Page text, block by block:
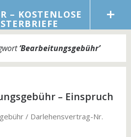
– KOSTENLOSE
‘Bearbeitungsgebühr’
– Einspruch
/ Darlehensvertrag-Nr.